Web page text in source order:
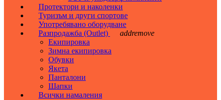
Протектори и наколенки
Туризъм и други спортове
Употребявано оборудване
Разпродажба (Outlet)
addremove
Екипировка
Зимна екипировка
Обувки
Якета
Панталони
Шапки
Всички намаления